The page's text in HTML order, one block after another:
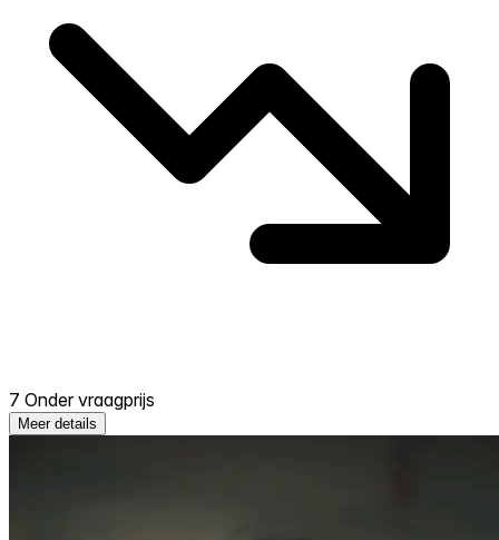
7 Onder vraagprijs
Meer details